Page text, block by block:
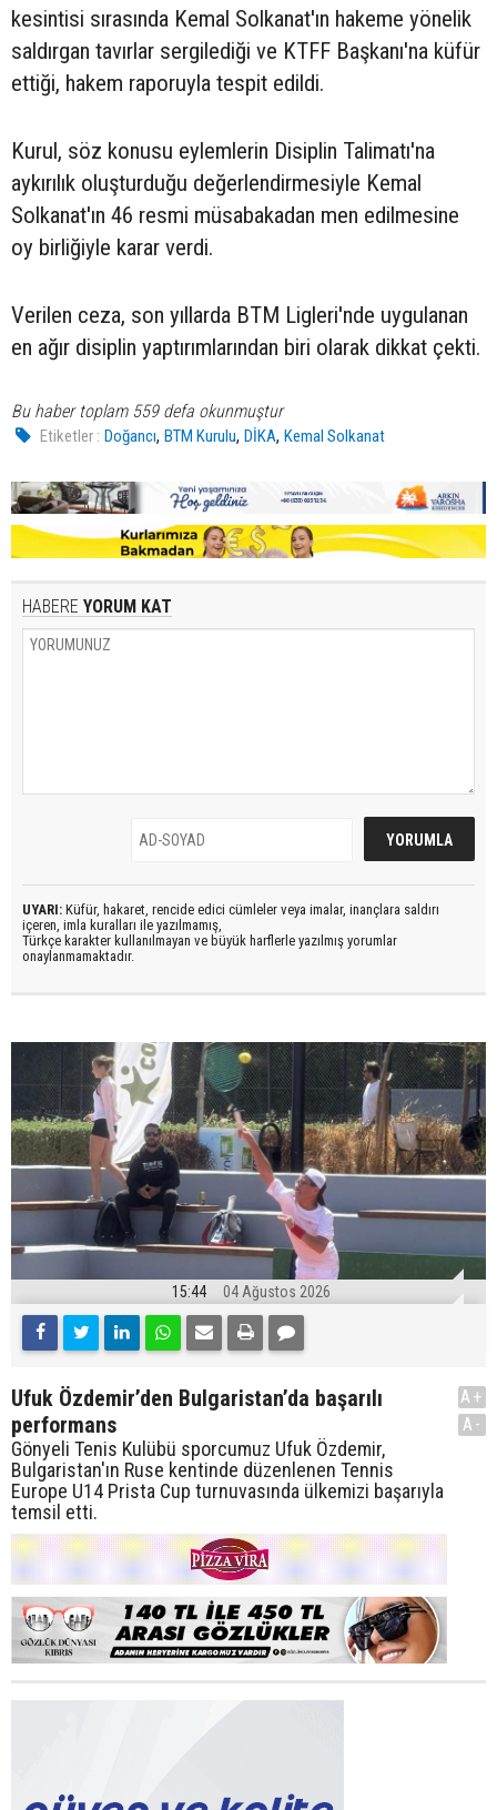
kesintisi sırasında Kemal Solkanat'ın hakeme yönelik
saldırgan tavırlar sergilediği ve KTFF Başkanı'na küfür
ettiği, hakem raporuyla tespit edildi.
Kurul, söz konusu eylemlerin Disiplin Talimatı'na
aykırılık oluşturduğu değerlendirmesiyle Kemal
Solkanat'ın 46 resmi müsabakadan men edilmesine
oy birliğiyle karar verdi.
Verilen ceza, son yıllarda BTM Ligleri'nde uygulanan
en ağır disiplin yaptırımlarından biri olarak dikkat çekti.
Bu haber toplam 559 defa okunmuştur
Etiketler : Doğancı,BTM Kurulu,DİKA,Kemal Solkanat
HABERE YORUM KAT
UYARI: Küfür, hakaret, rencide edici cümleler veya imalar, inançlara saldırı
içeren, imla kuralları ile yazılmamış,
Türkçe karakter kullanılmayan ve büyük harflerle yazılmış yorumlar
onaylanmamaktadır.
15:44 04 Ağustos 2026
Ufuk Özdemir’den Bulgaristan’da başarılı
performans
Gönyeli Tenis Kulübü sporcumuz Ufuk Özdemir,
Bulgaristan'ın Ruse kentinde düzenlenen Tennis
Europe U14 Prista Cup turnuvasında ülkemizi başarıyla
temsil etti.
A+
A-